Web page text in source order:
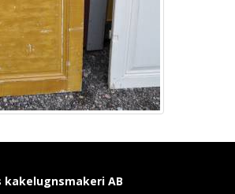
kakelugnsmakeri AB